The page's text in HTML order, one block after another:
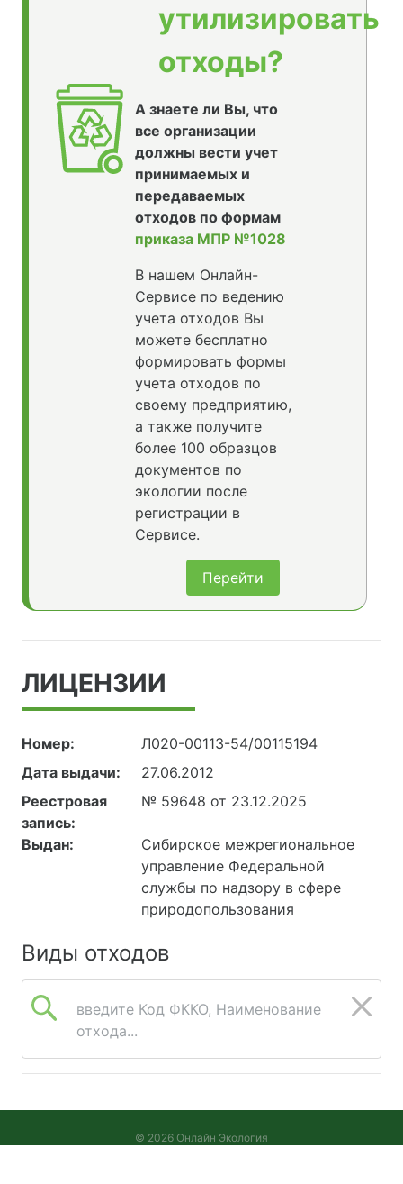
утилизировать
отходы?
А знаете ли Вы, что
все организации
должны вести учет
принимаемых и
передаваемых
отходов по формам
приказа МПР №1028
В нашем Онлайн-
Сервисе по ведению
учета отходов Вы
можете бесплатно
формировать формы
учета отходов по
своему предприятию,
а также получите
более 100 образцов
документов по
экологии после
регистрации в
Сервисе.
Перейти
ЛИЦЕНЗИИ
Номер:
Л020-00113-54/00115194
Дата выдачи:
27.06.2012
Реестровая
запись:
№ 59648 от 23.12.2025
Выдан:
Сибирское межрегиональное
управление Федеральной
службы по надзору в сфере
природопользования
Виды отходов
введите Код ФККО, Наименование
отхода...
© 2026 Онлайн Экология